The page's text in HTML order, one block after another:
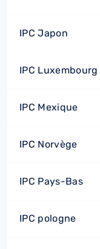
IPC Japon
IPC Luxembourg
IPC Mexique
IPC Norvège
IPC Pays-Bas
IPC pologne